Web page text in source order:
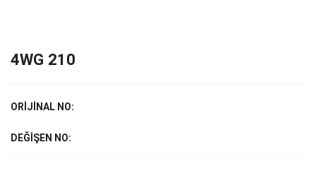
4WG 210
ORİJİNAL NO:
DEĞİŞEN NO: